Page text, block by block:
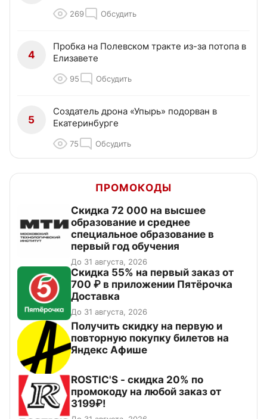
269 Обсудить
4
Пробка на Полевском тракте из-за потопа в
Елизавете
95 Обсудить
5
Создатель дрона «Упырь» подорван в
Екатеринбурге
75 Обсудить
ПРОМОКОДЫ
Скидка 72 000 на высшее
образование и среднее
специальное образование в
первый год обучения
До 31 августа, 2026
Скидка 55% на первый заказ от
700 ₽ в приложении Пятёрочка
Доставка
До 31 августа, 2026
Получить скидку на первую и
повторную покупку билетов на
Яндекс Афише
ROSTIC'S - скидка 20% по
промокоду на любой заказ от
3199₽!